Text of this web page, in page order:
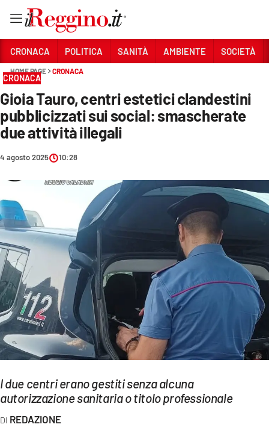
Sezioni
CRONACA
POLITICA
SANITÀ
AMBIENTE
SOCIETÀ
CULTURA
ECONOMIA E LAVORO
EVENTI
SPORT
Streaming
LAC NETWORK
LAC ONAIR
CRONACA POLITICA SANITÀ AMBIENTE SOCIETÀ
HOME PAGE CRONACA
CRONACA
Gioia Tauro, centri estetici clandestini
pubblicizzati sui social: smascherate
due attività illegali
4 agosto 2025 10:28
I due centri erano gestiti senza alcuna
autorizzazione sanitaria o titolo professionale
REDAZIONE